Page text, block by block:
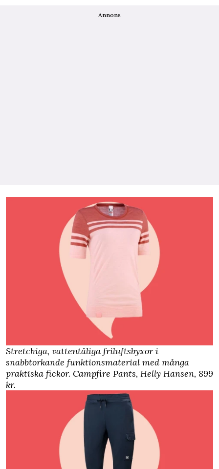
Annons
Stretchiga, vattentåliga friluftsbyxor i
snabbtorkande funktionsmaterial med många
praktiska fickor. Campfire Pants, Helly Hansen, 899
kr.